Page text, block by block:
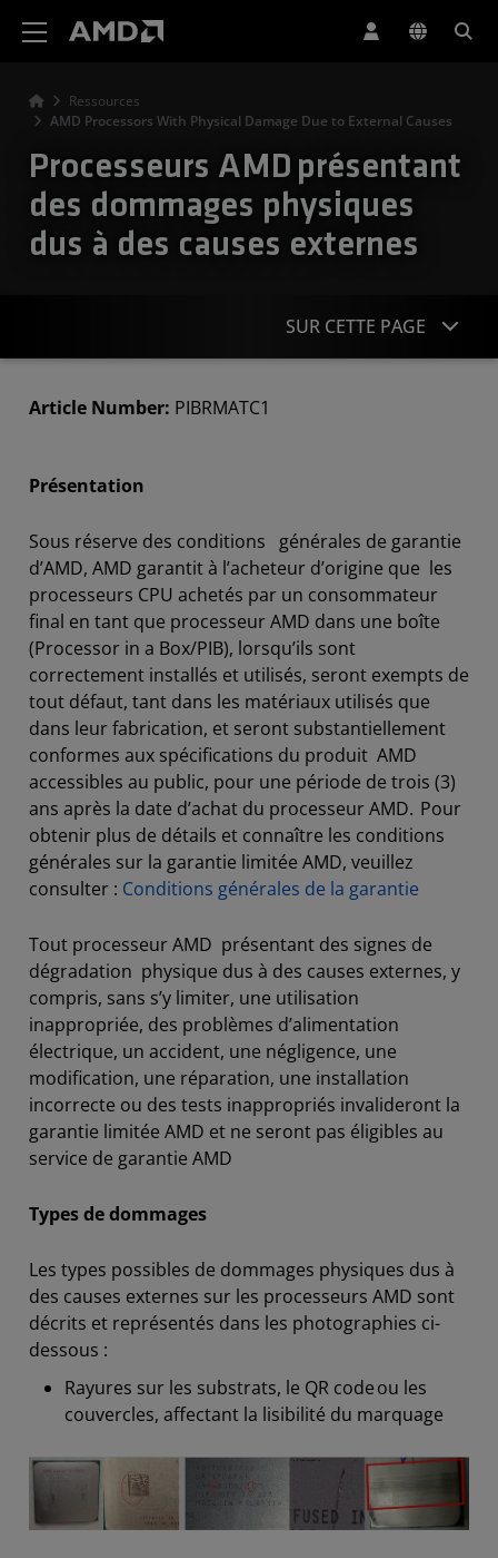
Ressources
AMD Processors With Physical Damage Due to External Causes
Processeurs AMD présentant
des dommages physiques
dus à des causes externes
Article Number: PIBRMATC1
SUR CETTE PAGE
Présentation
Sous réserve des conditions générales de garantie
d’AMD, AMD garantit à l’acheteur d’origine que les
processeurs CPU achetés par un consommateur
final en tant que processeur AMD dans une boîte
(Processor in a Box/PIB), lorsqu’ils sont
correctement installés et utilisés, seront exempts de
tout défaut, tant dans les matériaux utilisés que
dans leur fabrication, et seront substantiellement
conformes aux spécifications du produit AMD
accessibles au public, pour une période de trois (3)
ans après la date d’achat du processeur AMD. Pour
obtenir plus de détails et connaître les conditions
générales sur la garantie limitée AMD, veuillez
consulter : Conditions générales de la garantie
Tout processeur AMD présentant des signes de
dégradation physique dus à des causes externes, y
compris, sans s’y limiter, une utilisation
inappropriée, des problèmes d’alimentation
électrique, un accident, une négligence, une
modification, une réparation, une installation
incorrecte ou des tests inappropriés invalideront la
garantie limitée AMD et ne seront pas éligibles au
service de garantie AMD
Types dedommages
Les types possibles de dommages physiques dus à
des causes externes sur les processeurs AMD sont
décrits et représentés dans les photographies ci-
dessous :
Rayures sur les substrats, le QR code ou les
couvercles, affectant la lisibilité du marquage